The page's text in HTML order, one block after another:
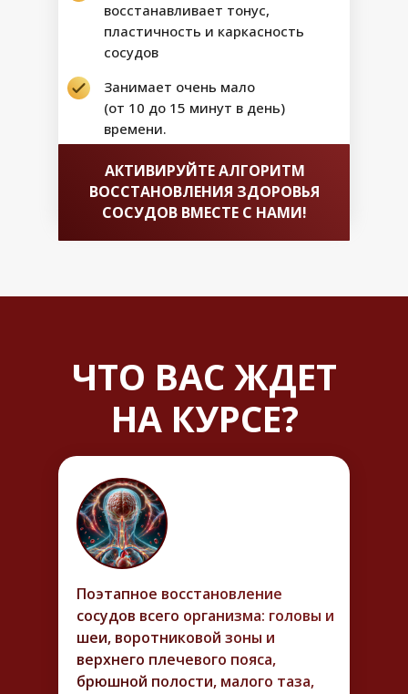
Занимает очень мало
(от 10 до 15 минут в день)
времени.
АКТИВИРУЙТЕ АЛГОРИТМ
ВОССТАНОВЛЕНИЯ ЗДОРОВЬЯ
СОСУДОВ ВМЕСТЕ С НАМИ!
восстанавливает тонус,
пластичность и каркасность
сосудов
ЧТО ВАС ЖДЕТ
НА КУРСЕ?
Поэтапное восстановление
сосудов всего организма: головы и
шеи, воротниковой зоны и
верхнего плечевого пояса,
брюшной полости, малого таза,